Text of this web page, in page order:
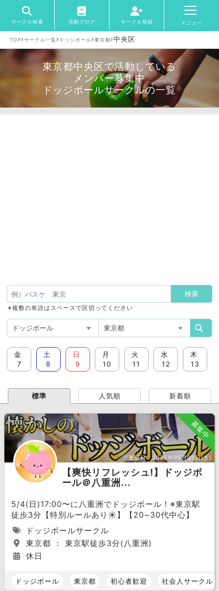
サークル検索 活動ブログ サークル登録 メニュー
TOP›サークル一覧 › ドッジボール›東京都›中央区
東京都中央区で活動している
メンバー募集中
ドッジボールサークルの一覧
※複数の単語はスペースで区切ってください
金
7
土
8
日
9
月
10
火
11
水
12
木
13
標準 人気順 新着順
募集中
更新日：2025年05月03日(土)
【爽快リフレッシュ!】ドッジボ
ール＠八重洲...
5/4(日)17:00〜に八重洲でドッジボール！※東京駅
徒歩3分【特別ルールあり☀️】【20~30代中心】
ドッジボールサークル
東京都 ： 東京駅徒歩3分(八重洲)
休日
ドッジボール 東京都 初心者歓迎 社会人サークル